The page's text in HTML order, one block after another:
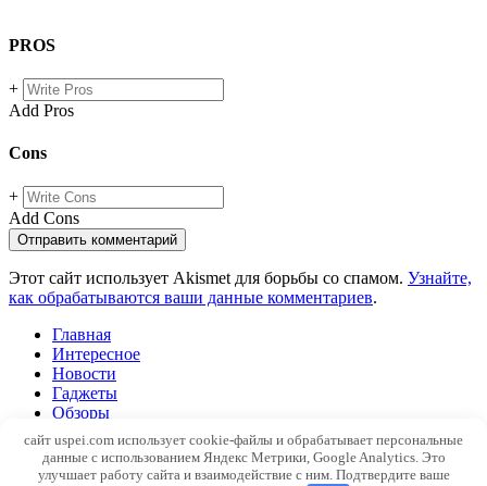
PROS
+
Add Pros
Cons
+
Add Cons
Этот сайт использует Akismet для борьбы со спамом. Узнайте,
как обрабатываются ваши данные комментариев.
Главная
Интересное
Новости
Гаджеты
Обзоры
Windows
SEO
Web
сайт uspei.com использует cookie-файлы и обрабатывает персональные
данные с использованием Яндекс Метрики, Google Analytics. Это
улучшает работу сайта и взаимодействие с ним. Подтвердите ваше